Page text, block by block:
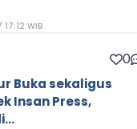
WIB
0
Buka sekaligus
Insan Press,